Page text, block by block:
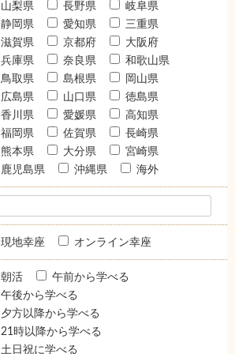
山梨県 長野県
岐阜県
静岡県
愛知県
三重県
滋賀県
京都府
大阪府
兵庫県
奈良県
和歌山県
鳥取県
島根県
岡山県
広島県
山口県
徳島県
香川県
愛媛県
高知県
福岡県
佐賀県
長崎県
熊本県
大分県
宮崎県
鹿児島県
沖縄県 海外
現地幸座 オンライン幸座
朝活
午前から学べる
午後から学べる
夕方以降から学べる
21時以降から学べる
土日祝に学べる